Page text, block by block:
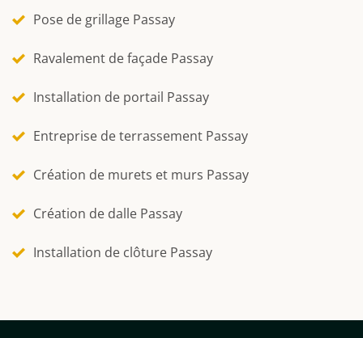
Pose de grillage Passay
Ravalement de façade Passay
Installation de portail Passay
Entreprise de terrassement Passay
Création de murets et murs Passay
Création de dalle Passay
Installation de clôture Passay